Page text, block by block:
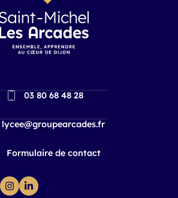
03 80 68 48 28
lycee@groupearcades.fr
Formulaire de contact